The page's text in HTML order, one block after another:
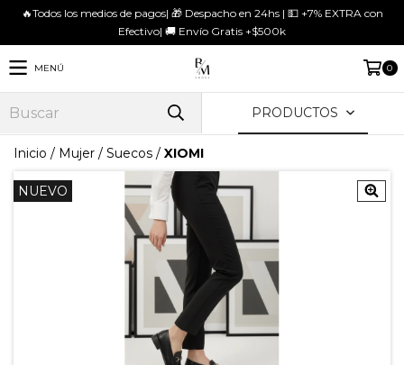
🔥Todos los medios de pagos| 🎁 Despacho en 24hs | 💵 +7% EXTRA con
Efectivo| 🚚 Envío Gratis +$500k
MENÚ 0
PRODUCTOS
Inicio / Mujer / Suecos / XIOMI
NUEVO